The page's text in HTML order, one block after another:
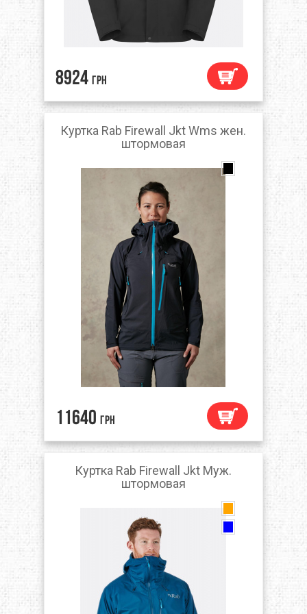
8924 грн
Куртка Rab Firewall Jkt Wms жен.
штормовая
11640 грн
Куртка Rab Firewall Jkt Муж.
штормовая